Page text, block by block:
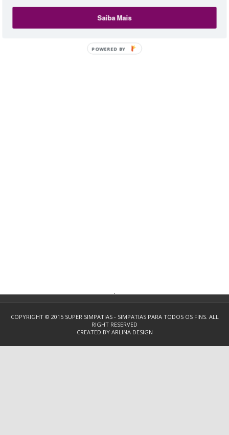
.
COPYRIGHT © 2015 SUPER SIMPATIAS - SIMPATIAS PARA TODOS OS FINS. ALL
RIGHT RESERVED
CREATED BY ARLINA DESIGN
Saiba Mais
POWERED BY